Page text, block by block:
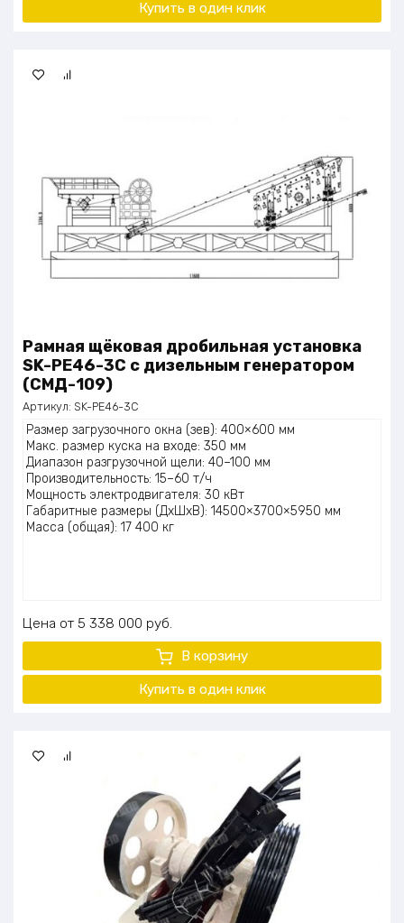
Купить в один клик
Рамная щёковая дробильная установка
SK-PE46-3C с дизельным генератором
(СМД-109)
Артикул: SK-PE46-3C
Размер загрузочного окна (зев): 400×600 мм
Макс. размер куска на входе: 350 мм
Диапазон разгрузочной щели: 40–100 мм
Производительность: 15–60 т/ч
Мощность электродвигателя: 30 кВт
Габаритные размеры (ДхШхВ): 14500×3700×5950 мм
Масса (общая): 17 400 кг
Цена 5 338 000 руб.
В корзину
Купить в один клик